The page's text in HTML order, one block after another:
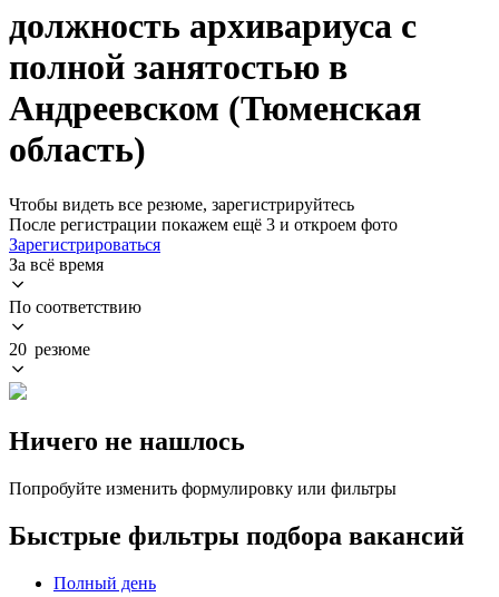
должность архивариуса с
полной занятостью в
Андреевском (Тюменская
область)
Чтобы видеть все резюме, зарегистрируйтесь
После регистрации покажем ещё 3 и откроем фото
Зарегистрироваться
За всё время
По соответствию
20 резюме
Ничего не нашлось
Попробуйте изменить формулировку или фильтры
Быстрые фильтры подбора вакансий
Полный день